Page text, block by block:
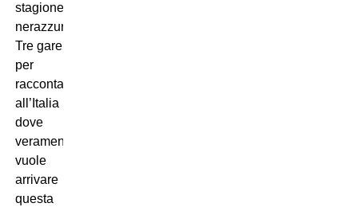
stagione
nerazzurra.
Tre gare
per
raccontare
all’Italia
dove
veramente
vuole
arrivare
questa